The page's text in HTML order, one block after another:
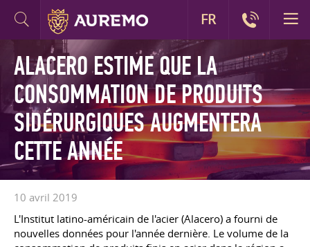
ALACERO ESTIME QUE LA
CONSOMMATION DE PRODUITS
SIDÉRURGIQUES AUGMENTERA
CETTE ANNÉE
10 avril 2019
L'Institut latino-américain de l'acier (Alacero) a fourni de
nouvelles données pour l'année dernière. Le volume de la
FR